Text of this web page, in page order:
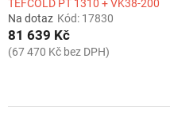
TEFCOLD PT 1310 + VK38-200
Na dotaz Kód: 17830
81 639 Kč
(67 470 Kč bez DPH)